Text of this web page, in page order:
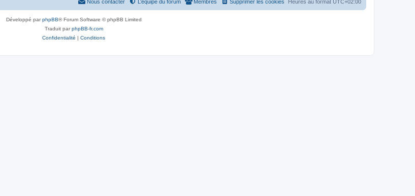
Heures au format UTC+02:00
Supprimer les cookies
Membres
L’équipe du forum
Nous contacter
Développé parphpBB® Forum Software © phpBB Limited
Traduit parphpBB-fr.com
Confidentialité | Conditions